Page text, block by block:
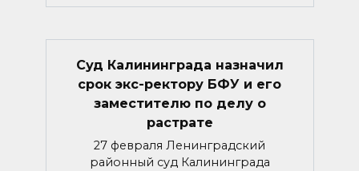
Суд Калининграда назначил
срок экс-ректору БФУ и его
заместителю по делу о
растрате
27 февраля Ленинградский
районный суд Калининграда